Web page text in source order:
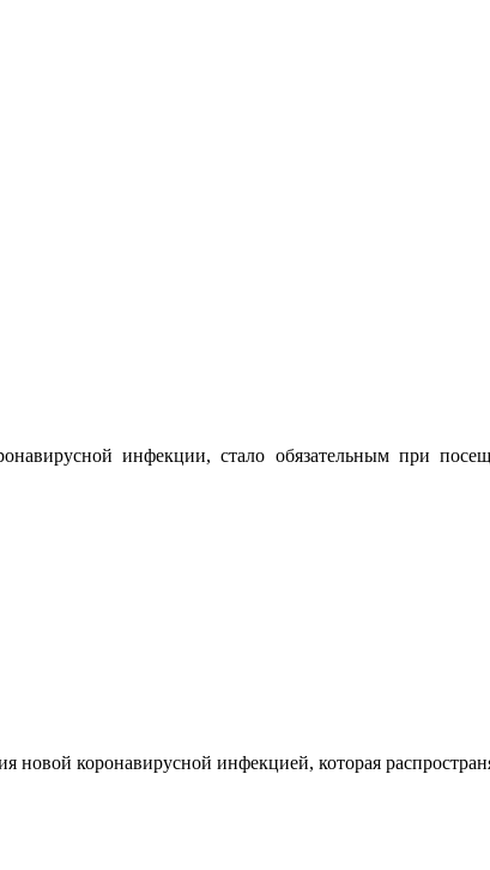
инфекции, стало обязательным при
новой коронавирусной инфекцией, которая